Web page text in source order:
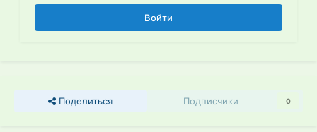
Войти
Поделиться Подписчики 0